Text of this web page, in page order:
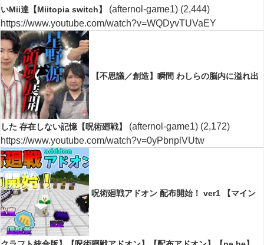
いMii達【Miitopia switch】
(afternol-game1) (2,444)
https://www.youtube.com/watch?v=WQDyvTUVaEY
【不思議／創造】瞬間 わしらの脳内に溢れ出
した 存在しない記憶【呪術廻戦】 (afternol-game1) (2,172)
https://www.youtube.com/watch?v=0yPbnplVUtw
呪術廻戦アドオン 配布開始！ ver1 【マイン